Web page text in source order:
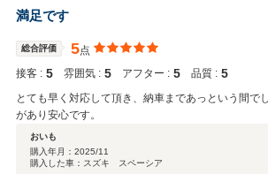
るサービスを充実させる努力をしております。こ
んで頂けましたようで、弊社としても嬉しい限り
今後のメンテナンスや、次回お車をお買い求め
いさせて頂ければ幸いです。何卒宜しくお願い致
満足です
総合評価 5点
接客 : 5 雰囲気 : 5 アフター : 5 品質 : 5
とても早く対応して頂き、納車まであっという間で
があり安心です。
おいも
購入年月： 2025/11
購入した車：スズキ スペーシア